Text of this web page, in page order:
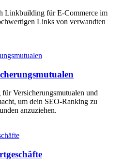
Linkbuilding für E-Commerce im
Links von verwandten
Versicherungsmutualen und
um dein SEO-Ranking zu
anzuziehen.